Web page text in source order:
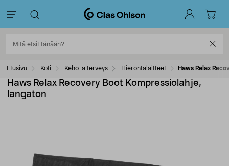
Etusivu Koti Keho ja terveys Hierontalaitteet Haws Relax
Haws Relax Recovery Boot Kompressiolahje,
langaton